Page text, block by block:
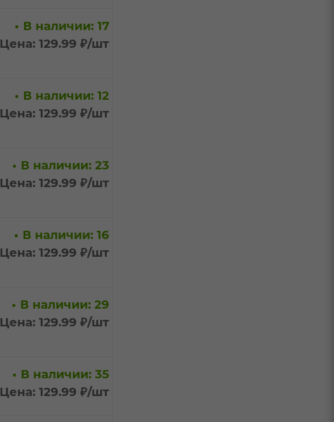
В наличии: 17
Цена: 129.99 ₽/шт
В наличии: 12
Цена: 129.99 ₽/шт
В наличии: 23
Цена: 129.99 ₽/шт
В наличии: 16
Цена: 129.99 ₽/шт
В наличии: 29
Цена: 129.99 ₽/шт
В наличии: 35
Цена: 129.99 ₽/шт